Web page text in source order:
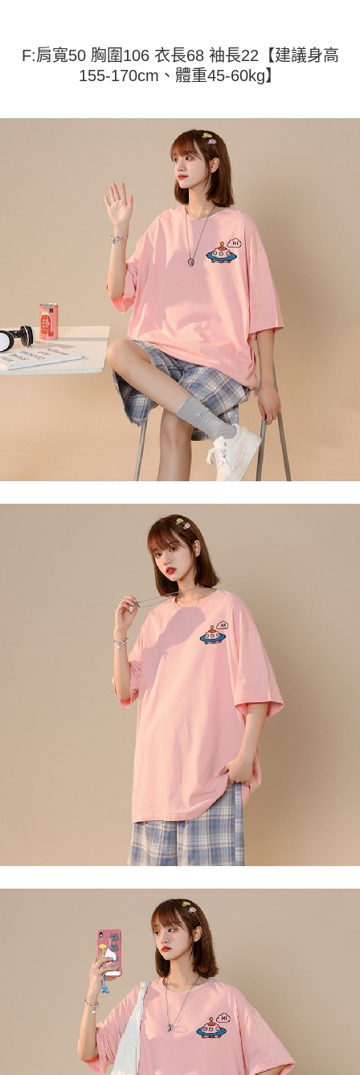
1.分期款項不併入電信帳單，「大哥付你分期」於每月結算日後寄送繳費提
醒簡訊。
2.透過簡訊連結打開帳單後，可選擇「超商條碼／台灣大直營門市／銀行轉
【注意事項】
1.本服務係由「台灣大哥大股份有限公司」（以下簡稱本公司）所提供，讓
用戶於交易時，得透過本服務購買商品或服務，並由商店將買賣／分期付款
買賣價金債權讓與本公司後，依約使用本公司帳單繳交帳款。
2.基於同意付款使用「大哥付你分期」之契約關係目的，商店將以您的個人
資料（包含姓名、電話或地址）提供予台灣大哥大進項蒐集、處理及利用，
由本公司與您本人進行分期帳單所需資料之確認、核對及更正。
3.完整用戶服務條款，請詳閱以下連結：https://oppay.tw/userRule
【「AFTEE先享後付」結帳流程】
１．於結帳方式選擇「AFTEE先享後付」後，將跳轉至「AFTEE先享後付」
結帳頁面，進行簡訊認證並確認金額後，即可完成結帳。
※ 請注意：結帳手續完成當下不需立刻繳費，但若您需要取消訂單，請聯絡
購買商品的店家。未經商家同意取消之訂單仍視為有效，需透過AFTEE先享
※ 交易是否成功請以「AFTEE先享後付 」之結帳頁面顯示為準，若有關於
是否繳費成功／繳費後需取消欲退款等相關疑問，請聯繫「AFTEE先享後付
https://netprotections.freshdesk.com/support/home
１．透過由恩沛科技股份有限公司提供之「AFTEE先享後付」服務完成之交
易，需依本服務之必要範圍內提供個人資料，並將交易相關給付款項請求債
權轉讓予恩沛科技股份有限公司。
２．關於個人資料處理事宜，請瀏覽以下網址：
https://aftee.tw/terms/#terms3
３．未成年的使用者請事先徵得法定代理人或監護人之同意方可使用
「AFTEE先享後付」，若未經同意申辦者引起之損失，本公司不負相關責
任。
４．使用「AFTEE先享後付」時，將依據個別帳號之用戶狀況，依本公司即
時審查核予不同之上限額度；若仍有額度不足之情形，本公司將視審查結果
請求用戶進行身份認證。
５．嚴禁一人註冊多個帳號或使用他人資訊註冊。若發現惡意使用之情形，
恩沛科技股份有限公司將有權停止該用戶之使用額度並採取法律行動。
每筆NT$45
付款 後全家取貨
每筆NT$45，滿NT$499(含以上)免運費
每筆NT$45，滿NT$499(含以上)免運費
每筆NT$70，滿NT$499(含以上)免運費
F:肩寬50 胸圍106 衣長68 袖長22【建議身高
155-170cm、體重45-60kg】